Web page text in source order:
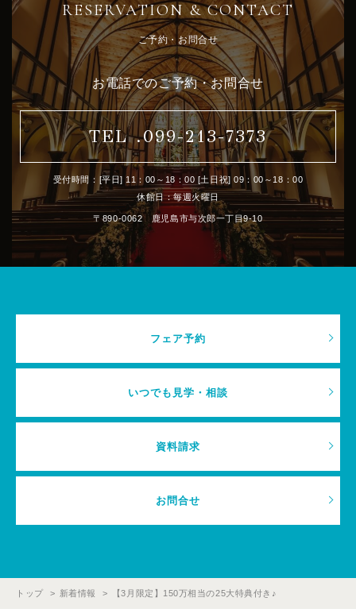
RESERVATION & CONTACT
ご予約・お問合せ
フェア予約
いつでも見学・相談
資料請求
お問合せ
お電話でのご予約・お問合せ
TEL .099-213-7373
受付時間：[平日] 11：00～18：00 [土日祝] 09：00～18：00
休館日：毎週火曜日
〒890-0062 鹿児島市与次郎一丁目9-10
トップ 新着情報 【3月限定】150万相当の25大特典付き♪